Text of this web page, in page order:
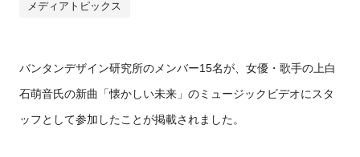
メディアトピックス
バンタンデザイン研究所のメンバー15名が、女優・歌手の上白
石萌音氏の新曲「懐かしい未来」のミュージックビデオにスタ
ッフとして参加したことが掲載されました。